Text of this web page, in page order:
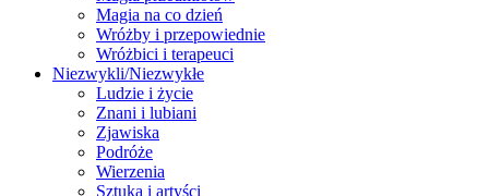
Magia na co dzień
Wróżby i przepowiednie
Wróżbici i terapeuci
Niezwykli/Niezwykłe
Ludzie i życie
Znani i lubiani
Zjawiska
Podróże
Wierzenia
Sztuka i artyści